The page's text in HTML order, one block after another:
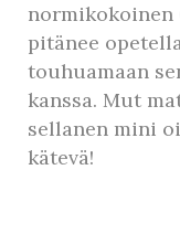
normikokoinen
pitänee
touhuamaan
kanssa. Mut
sellanen mini
kätevä!